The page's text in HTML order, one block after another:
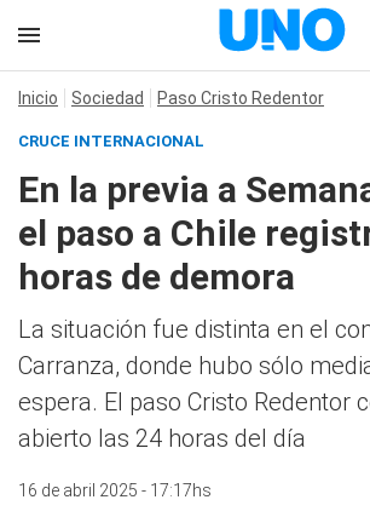
Inicio Sociedad Paso Cristo Redentor
CRUCE INTERNACIONAL
En la previa a
el paso a Chile
horas de demora
La situación fue distinta en el
Carranza, donde hubo sólo
espera. El paso Cristo Redentor
abierto las 24 horas del día
16 de abril 2025 - 17:17hs